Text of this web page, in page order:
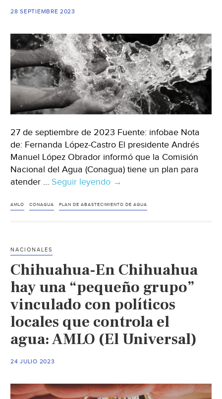
28 SEPTIEMBRE 2023
27 de septiembre de 2023 Fuente: infobae Nota
de: Fernanda López-Castro El presidente Andrés
Manuel López Obrador informó que la Comisión
Nacional del Agua (Conagua) tiene un plan para
atender … Seguir leyendo México-
afirma
plan
contra
escasez
de
agua
en
México:
este
→
AMLO CONAGUA PLAN DE ABASTECIMIENTO DE AGUA
NACIONALES
Chihuahua-En Chihuahua
hay una “pequeño grupo”
vinculado con políticos
locales que controla el
agua: AMLO (El Universal)
24 JULIO 2023